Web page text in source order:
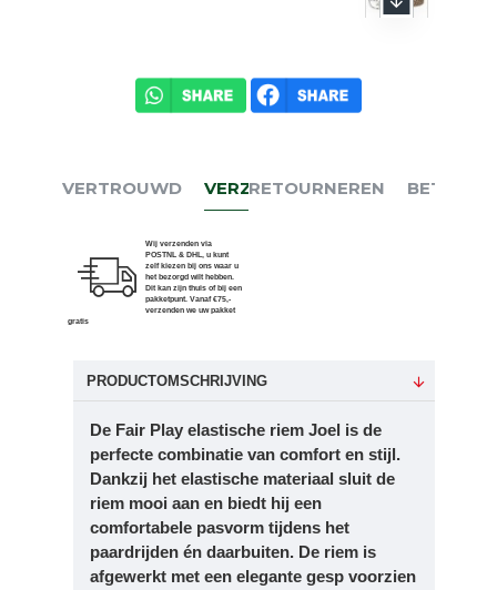
VERTROUWD VERZENDEN
Wij verzenden via
POSTNL & DHL, u kunt
zelf kiezen bij ons waar u
het bezorgd wilt hebben.
Dit kan zijn thuis of bij een
pakketpunt. Vanaf €75,-
verzenden we uw pakket
gratis
RETOURNEREN BETALEN
PRODUCTOMSCHRIJVING
De Fair Play elastische riem Joel is de
perfecte combinatie van comfort en stijl.
Dankzij het elastische materiaal sluit de
riem mooi aan en biedt hij een
comfortabele pasvorm tijdens het
paardrijden én daarbuiten. De riem is
afgewerkt met een elegante gesp voorzien